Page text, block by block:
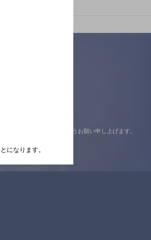
の上ご来店くださいますようお願い申し上げます。
になります。